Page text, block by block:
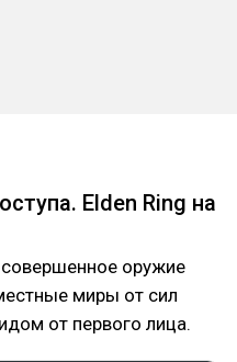
Elden Ring на
оружие
миры от сил
от первого лица.